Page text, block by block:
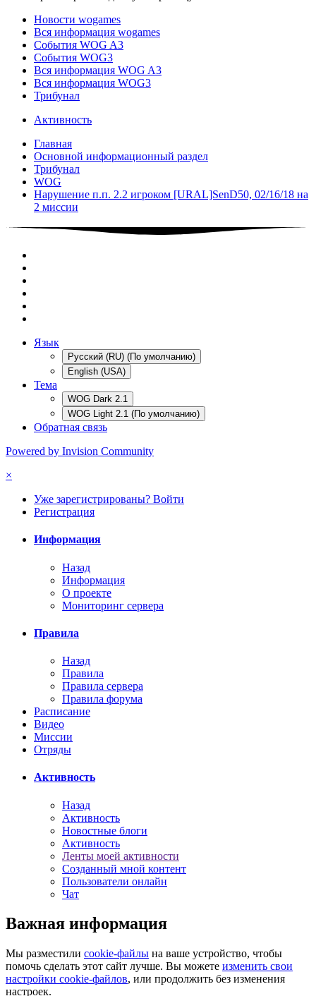
Новости wogames
Вся информация wogames
События WOG A3
События WOG3
Вся информация WOG A3
Вся информация WOG3
Трибунал
Активность
Главная
Основной информационный раздел
Трибунал
WOG
Нарушение п.п. 2.2 игроком [URAL]SenD50, 02/16/18 на
2 миссии
Язык
Русский (RU) (По умолчанию)
English (USA)
Тема
WOG Dark 2.1
WOG Light 2.1 (По умолчанию)
Обратная связь
Powered by Invision Community
×
Уже зарегистрированы? Войти
Регистрация
Информация
Назад
Информация
О проекте
Мониторинг сервера
Правила
Назад
Правила
Правила сервера
Правила форума
Расписание
Видео
Миссии
Отряды
Активность
Назад
Активность
Новостные блоги
Активность
Ленты моей активности
Созданный мной контент
Пользователи онлайн
Чат
Важная информация
Мы разместили cookie-файлы на ваше устройство, чтобы
помочь сделать этот сайт лучше. Вы можете изменить свои
настройки cookie-файлов, или продолжить без изменения
настроек.